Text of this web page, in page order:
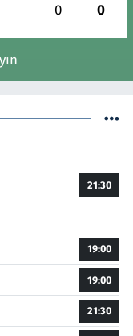
0 0
21:30
19:00
19:00
21:30